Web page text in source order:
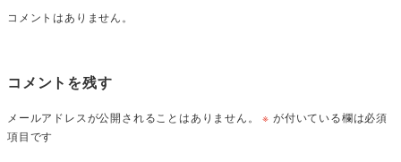
コメントはありません。
コメントを残す
メールアドレスが公開されることはありません。 ※ が付いている欄は必須
項目です